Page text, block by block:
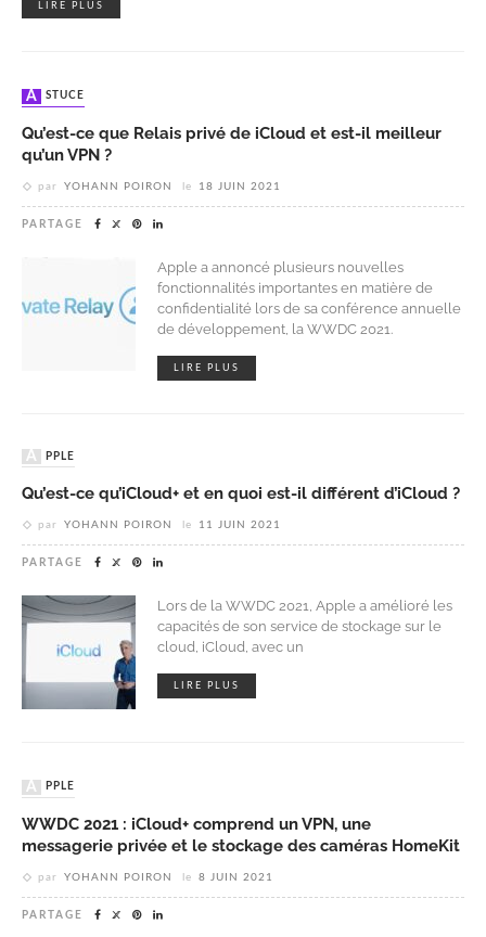
LIRE PLUS
ASTUCE
Qu’est-ce que Relais privé de iCloud et est-il meilleur
qu’un VPN ?
par YOHANN POIRON le 18 JUIN 2021
PARTAGE
Apple a annoncé plusieurs nouvelles
fonctionnalités importantes en matière de
confidentialité lors de sa conférence annuelle
de développement, la WWDC 2021.
LIRE PLUS
APPLE
Qu’est-ce qu’iCloud+ et en quoi est-il différent d’iCloud ?
par YOHANN POIRON le 11 JUIN 2021
PARTAGE
Lors de la WWDC 2021, Apple a amélioré les
capacités de son service de stockage sur le
cloud, iCloud, avec un
LIRE PLUS
APPLE
WWDC 2021 : iCloud+ comprend un VPN, une
messagerie privée et le stockage des caméras HomeKit
par YOHANN POIRON le 8 JUIN 2021
PARTAGE